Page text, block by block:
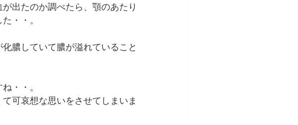
出たのか調べたら、顎のあたり
・・。
膿していて膿が溢れていること
・・。
可哀想な思いをさせてしまいま